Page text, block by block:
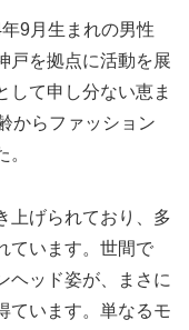
9月生まれの男性
戸を拠点に活動を展
して申し分ない恵ま
からファッション
上げられており、多
ています。世間で
ヘッド姿が、まさに
ています。単なるモ